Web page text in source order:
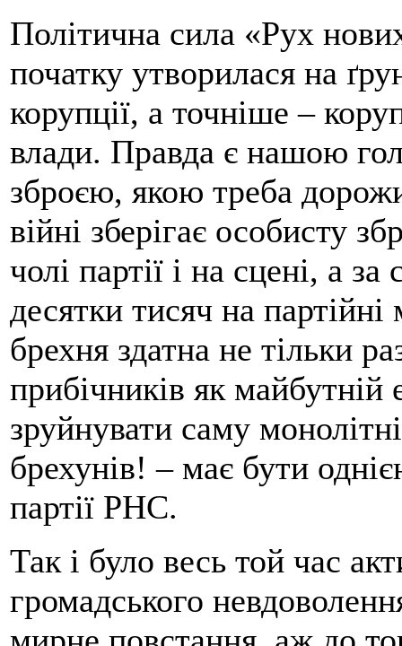
Політична сила «Рух
початку утворилася на
корупції, а точніше –
влади. Правда є нашою
зброєю, якою треба
війні зберігає особисту
чолі партії і на сцені, а
десятки тисяч на
брехня здатна не тільки
прибічників як майбутній
зруйнувати саму
брехунів! – має бути
партії РНС.
Так і було весь той час
громадського